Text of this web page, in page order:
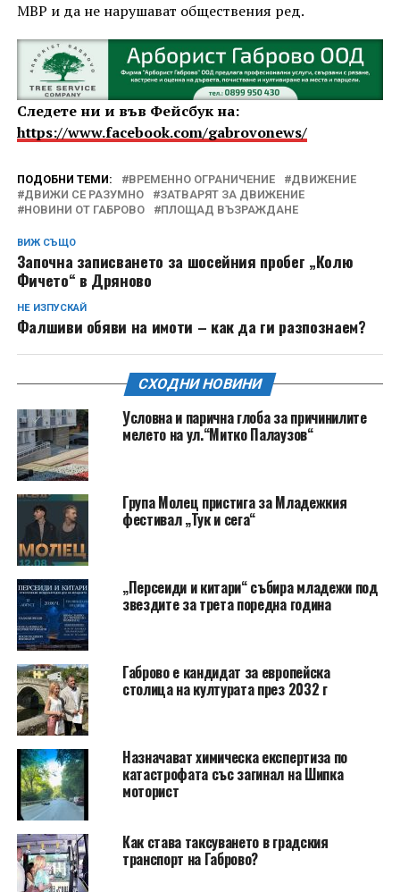
МВР и да не нарушават обществения ред.
Следете ни и във Фейсбук на:
https://www.facebook.com/gabrovonews/
ПОДОБНИ ТЕМИ: ВРЕМЕННО ОГРАНИЧЕНИЕ
ДВИЖЕНИЕ
ДВИЖИ СЕ РАЗУМНО
ЗАТВАРЯТ ЗА ДВИЖЕНИЕ
НОВИНИ ОТ ГАБРОВО
ПЛОЩАД ВЪЗРАЖДАНЕ
ВИЖ СЪЩО
Започна записването за шосейния пробег „Колю
Фичето“ в Дряново
НЕ ИЗПУСКАЙ
Фалшиви обяви на имоти – как да ги разпознаем?
СХОДНИ НОВИНИ
Условна и парична глоба за причинилите
мелето на ул.“Митко Палаузов“
Група Молец пристига за Младежкия
фестивал „Тук и сега“
„Персеиди и китари“ събира младежи под
звездите за трета поредна година
Габрово е кандидат за европейска
столица на културата през 2032 г
Назначават химическа експертиза по
катастрофата със загинал на Шипка
моторист
Как става таксуването в градския
транспорт на Габрово?